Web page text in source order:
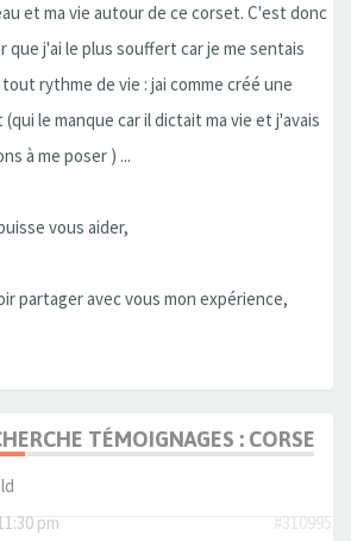
et ma vie autour de ce corset. C'est donc
que j'ai le plus souffert car je me sentais
rythme de vie : jai comme créé une
le manque car il dictait ma vie et j'avais
à me poser ) ...
vous aider,
partager avec vous mon expérience,
TÉMOIGNAGES : CORSET,
pm #310995